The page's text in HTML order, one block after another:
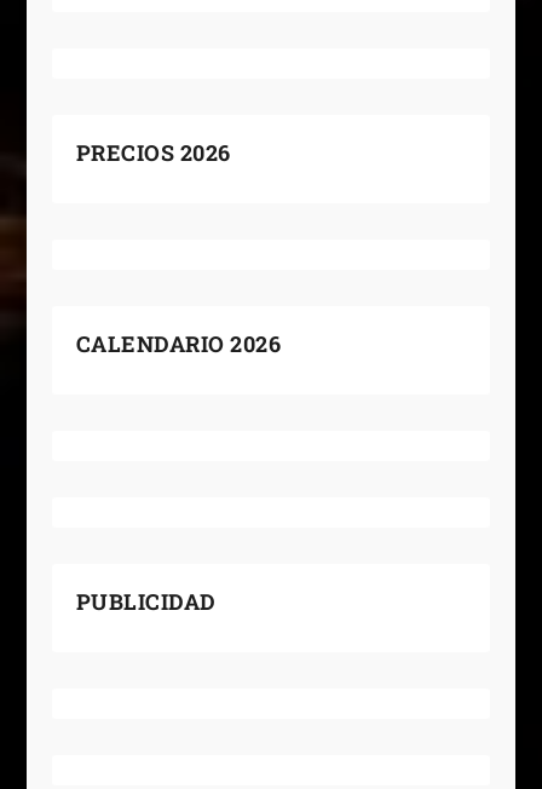
PRECIOS 2026
CALENDARIO 2026
PUBLICIDAD